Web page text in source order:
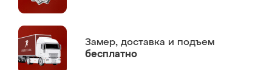
Замер, доставка и подъем
бесплатно